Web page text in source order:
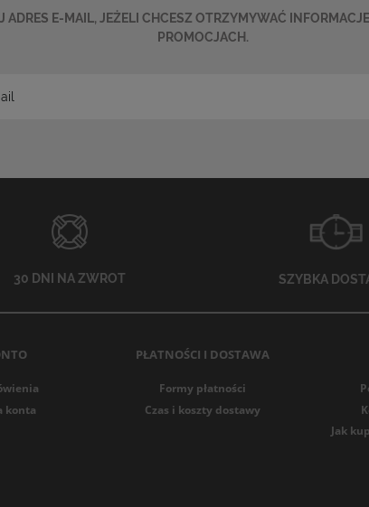
ADRES E-MAIL, JEŻELI CHCESZ OTRZYMYWAĆ
PROMOCJACH.
30 DNI NA ZWROT SZYBKA
konta
PŁATNOŚCI I DOSTAWA
Formy płatności
Czas i koszty dostawy
Jak